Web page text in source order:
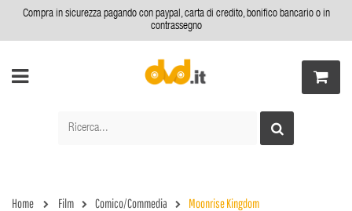
Compra in sicurezza pagando con paypal, carta di credito, bonifico bancario o in
contrassegno
Home Film Comico/Commedia Moonrise Kingdom